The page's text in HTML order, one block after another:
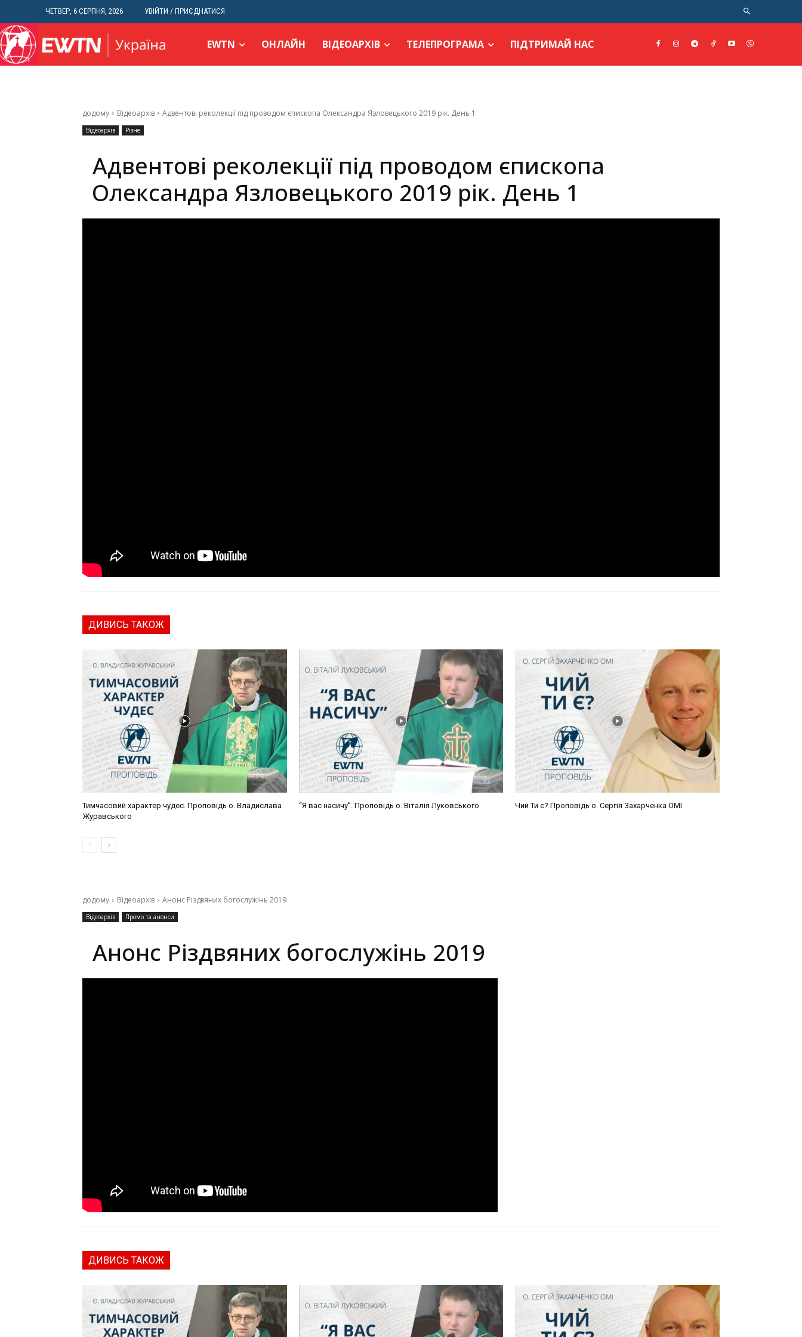
ЧЕТВЕР, 6 СЕРПНЯ, 2026 УВІЙТИ / ПРИЄДНАТИСЯ
EWTN ОНЛАЙН ВІДЕОАРХІВ ТЕЛЕПРОГРАМА ПІДТРИМАЙ НАС
додому Відеоархів Адвентові реколекції під проводом єпископа Олександра Язловецького 2019 рік. День 1
Відеоархів Різне
Адвентові реколекції під проводом єпископа
Олександра Язловецького 2019 рік. День 1
ДИВИСЬ ТАКОЖ
Тимчасовий характер чудес. Проповідь о. Владислава
Журавського
“Я вас насичу”. Проповідь о. Віталія Луковського Чий Ти є? Проповідь о. Сергія Захарченка ОМІ